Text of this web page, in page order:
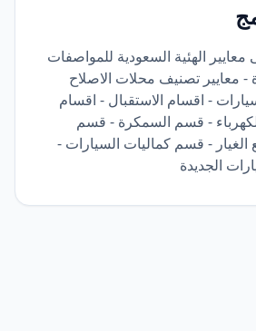
الهئية السعودية للمواصفات
- معايير تصنيف محلات الاصلاح
- اقسام الاستقبال - اقسام
- قسم السمكرة - قسم
- قسم كماليات السيارات -
الجديدة